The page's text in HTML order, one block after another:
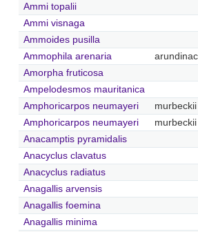
Ammi topalii
Ammi visnaga
Ammoides pusilla
Ammophila arenaria
Amorpha fruticosa
Ampelodesmos mauritanica
Amphoricarpos neumayeri
murbeckii
Amphoricarpos neumayeri
murbeckii
Anacamptis pyramidalis
Anacyclus clavatus
Anacyclus radiatus
Anagallis arvensis
Anagallis foemina
Anagallis minima